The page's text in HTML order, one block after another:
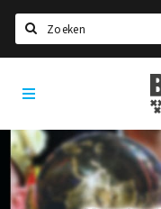
Home
Agenda
Deals
Party pics